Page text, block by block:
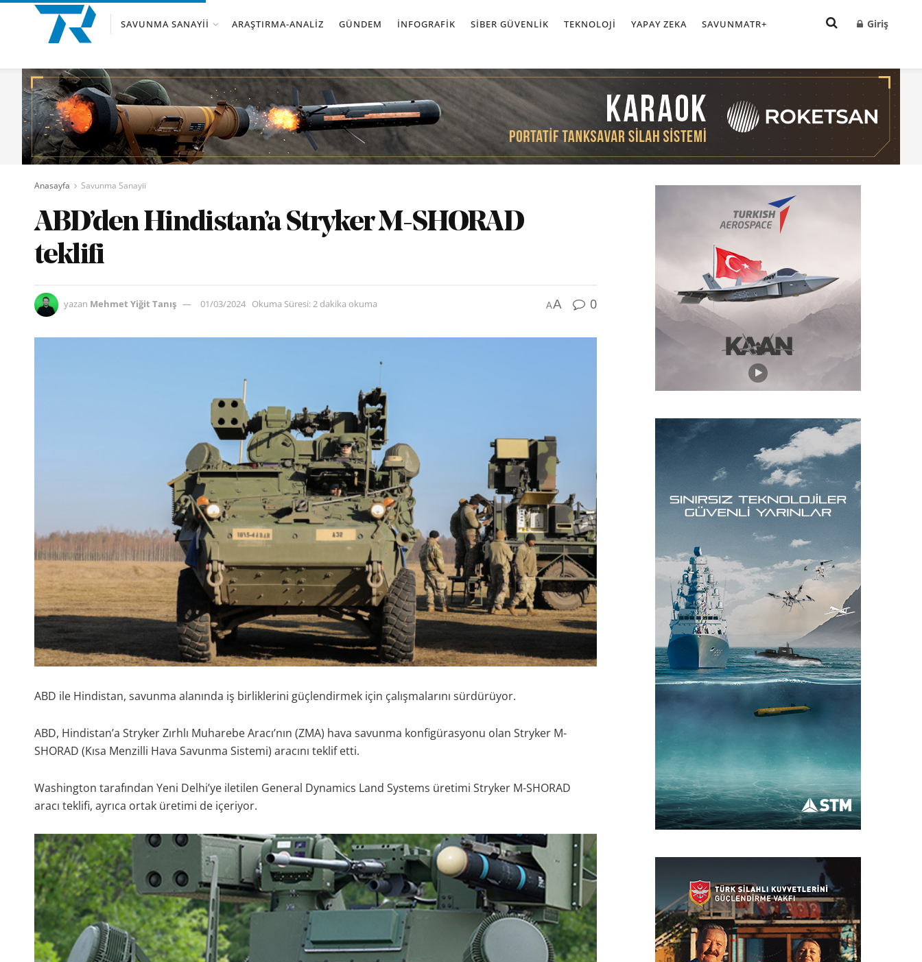
SAVUNMA SANAYII ARAŞTIRMA-ANALIZ GÜNDEM İNFOGRAFIK SIBER GÜVENLIK TEKNOLOJI YAPAY ZEKA SAVUNMATR+ Giriş
Anasayfa Savunma Sanayii
ABD’den Hindistan’a Stryker M-SHORAD
teklifi
yazan Mehmet Yiğit Tanış 01/03/2024 Okuma Süresi: 2 dakika okuma AA 0
ABD ile Hindistan, savunma alanında iş birliklerini güçlendirmek için çalışmalarını sürdürüyor.
ABD, Hindistan’a Stryker Zırhlı Muharebe Aracı’nın (ZMA) hava savunma konfigürasyonu olan Stryker M-
SHORAD (Kısa Menzilli Hava Savunma Sistemi) aracını teklif etti.
Washington tarafından Yeni Delhi’ye iletilen General Dynamics Land Systems üretimi Stryker M-SHORAD
aracı teklifi, ayrıca ortak üretimi de içeriyor.